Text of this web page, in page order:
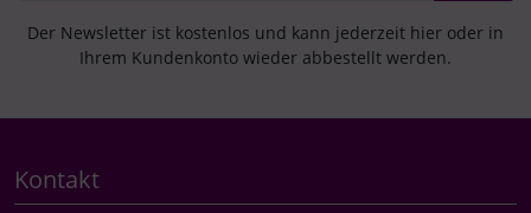
Der Newsletter ist kostenlos und kann jederzeit hier oder in
Ihrem Kundenkonto wieder abbestellt werden.
Kontakt